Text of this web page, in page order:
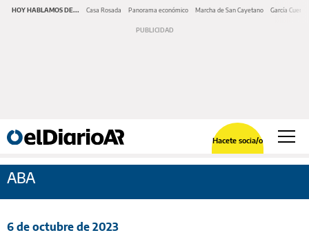
HOY HABLAMOS DE... Casa Rosada Panorama económico Marcha de San Cayetano García Cuerva
Hacete socia/o
ABA
6 de octubre de 2023